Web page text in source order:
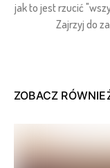
jak to jest rzucić
Zajrzyj do
ZOBACZ